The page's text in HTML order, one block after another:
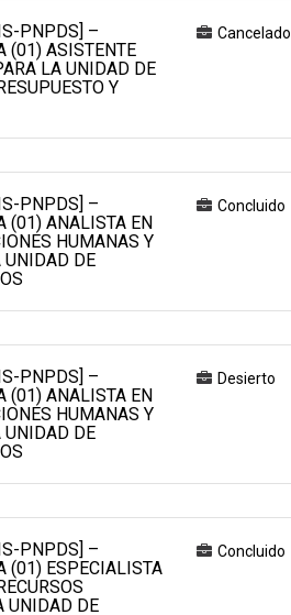
PNPDS] –
(01) ASISTENTE
LA UNIDAD DE
Y
Cancelado
PNPDS] –
(01) ANALISTA EN
HUMANAS Y
UNIDAD DE
Concluido
PNPDS] –
(01) ANALISTA EN
HUMANAS Y
UNIDAD DE
Desierto
PNPDS] –
(01) ESPECIALISTA
UNIDAD DE
Concluido